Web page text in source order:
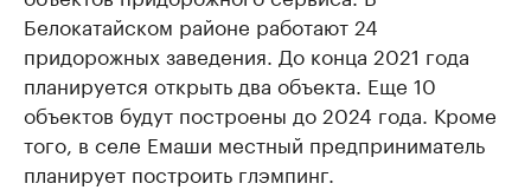
Белокатайском районе работают 24
придорожных заведения. До конца 2021 года
планируется открыть два объекта. Еще 10
объектов будут построены до 2024 года. Кроме
того, в селе Емаши местный предприниматель
планирует построить глэмпинг.